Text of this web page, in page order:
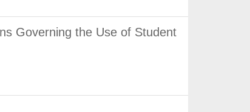
Governing the Use of Student